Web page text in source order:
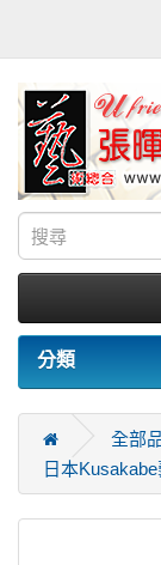
分類
全部
日本